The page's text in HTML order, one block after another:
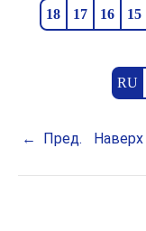
18
17 16 15
RU
Пред. Наверх